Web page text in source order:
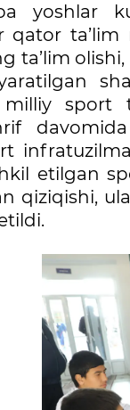
yoshlar
ta’lim
ta’lim
sport
etilgan
qiziqishi,